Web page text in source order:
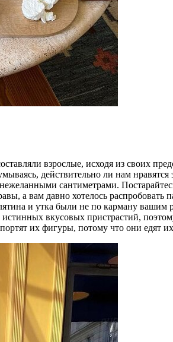
взрослые, исходя из своих
действительно ли нам
сантиметрами.
а вам давно хотелось
и утка были не по карману
вкусовых пристрастий,
их фигуры, потому что они едят